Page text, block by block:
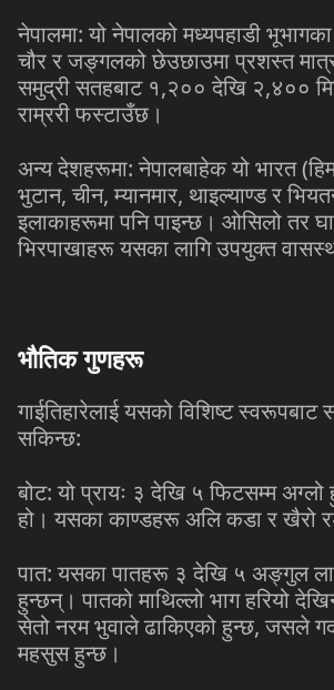
नेपालमा: यो नेपालको मध्यपहाडी
चौर र जङ्गलको छेउछाउमा प्रशस्त
समुद्री सतहबाट १,२०० देखि २,४००
राम्ररी फस्टाउँछ।
अन्य देशहरूमा: नेपालबाहेक यो भारत
भुटान, चीन, म्यानमार, थाइल्याण्ड र
इलाकाहरूमा पनि पाइन्छ। ओसिलो तर
भिरपाखाहरू यसका लागि उपयुक्त
भौतिक गुणहरू
गाईतिहारेलाई यसको विशिष्ट स्वरूपबाट
सकिन्छ:
बोट: यो प्रायः ३ देखि ५ फिटसम्म अग्लो
हो। यसका काण्डहरू अलि कडा र खैरो
पात: यसका पातहरू ३ देखि ५ अङ्गुल
हुन्छन्। पातको माथिल्लो भाग हरियो
सेतो नरम भुवाले ढाकिएको हुन्छ, जसले
महसुस हुन्छ।